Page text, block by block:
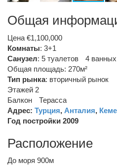
Общая
Цена €1,100,000
Комнаты: 3+1
Санузел: 5 туалетов
4 ванных
Общая площадь: 270м²
Тип рынка: вторичный рынок
Этажей 2
Балкон
Терасса
Адрес: Турция, Анталия,
Год постройки 2009
Расположение
До моря 900м